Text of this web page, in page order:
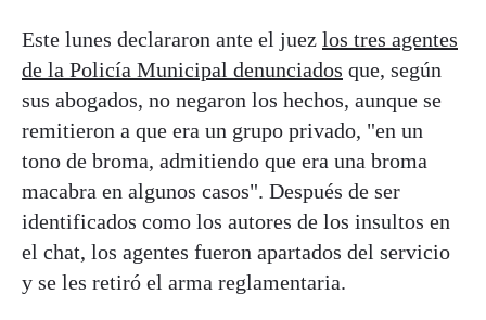
Este lunes declararon ante el juez los tres agentes
de la Policía Municipal denunciados que, según
sus abogados, no negaron los hechos, aunque se
remitieron a que era un grupo privado, "en un
tono de broma, admitiendo que era una broma
macabra en algunos casos". Después de ser
identificados como los autores de los insultos en
el chat, los agentes fueron apartados del servicio
y se les retiró el arma reglamentaria.